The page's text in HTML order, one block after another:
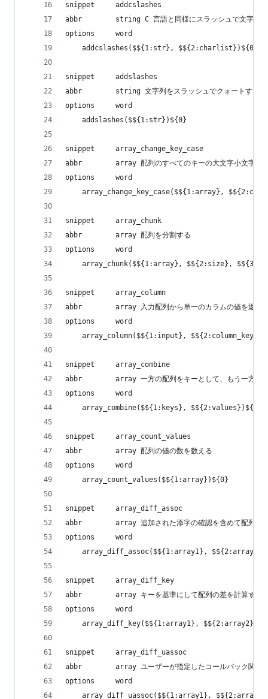
snippet     addcslashes
abbr        string C 言語と同様にスラッシュで文字列を
options     word
    addcslashes($${1:str}, $${2:charlist})${0}
snippet     addslashes
abbr        string 文字列をスラッシュでクォートする
options     word
    addslashes($${1:str})${0}
snippet     array_change_key_case
abbr        array 配列のすべてのキーの大文字小文字を
options     word
array_change_key_case($${1:array},
snippet     array_chunk
abbr        array 配列を分割する
options     word
array_chunk($${1:array}, $${2:size},
snippet     array_column
abbr        array 入力配列から単一のカラムの値を返す
options     word
array_column($${1:input}, $${2:column_key},
snippet     array_combine
abbr        array 一方の配列をキーとして、もう一方の配
options     word
    array_combine($${1:keys}, $${2:values})${0}
snippet     array_count_values
abbr        array 配列の値の数を数える
options     word
    array_count_values($${1:array})${0}
snippet     array_diff_assoc
abbr        array 追加された添字の確認を含めて配列の差
options     word
array_diff_assoc($${1:array1},
snippet     array_diff_key
abbr        array キーを基準にして配列の差を計算する
options     word
array_diff_key($${1:array1}, $${2:array2},
snippet     array_diff_uassoc
abbr        array ユーザーが指定したコールバック関数を
options     word
array_diff_uassoc($${1:array1},